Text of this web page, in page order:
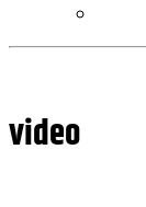
video